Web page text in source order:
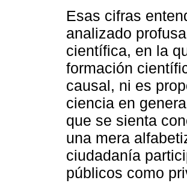
Esas cifras
analizado
científica, en la
formación
causal, ni es
ciencia en
que se sienta
una mera
ciudadanía
públicos como